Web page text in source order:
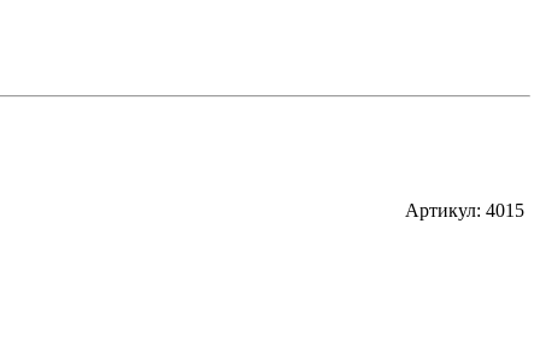
Артикул: 4015